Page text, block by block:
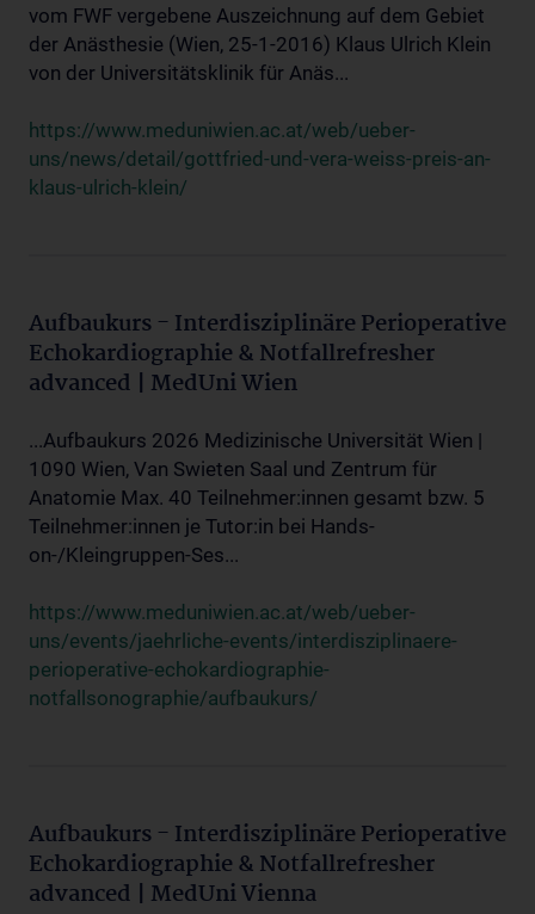
vom FWF vergebene Auszeichnung auf dem Gebiet
der Anästhesie (Wien, 25-1-2016) Klaus Ulrich Klein
von der Universitätsklinik für Anäs...
https://www.meduniwien.ac.at/web/ueber-
uns/news/detail/gottfried-und-vera-weiss-preis-an-
klaus-ulrich-klein/
Aufbaukurs - Interdisziplinäre Perioperative
Echokardiographie & Notfallrefresher
advanced | MedUni Wien
...Aufbaukurs 2026 Medizinische Universität Wien |
1090 Wien, Van Swieten Saal und Zentrum für
Anatomie Max. 40 Teilnehmer:innen gesamt bzw. 5
Teilnehmer:innen je Tutor:in bei Hands-
on-/Kleingruppen-Ses...
https://www.meduniwien.ac.at/web/ueber-
uns/events/jaehrliche-events/interdisziplinaere-
perioperative-echokardiographie-
notfallsonographie/aufbaukurs/
Aufbaukurs - Interdisziplinäre Perioperative
Echokardiographie & Notfallrefresher
advanced | MedUni Vienna